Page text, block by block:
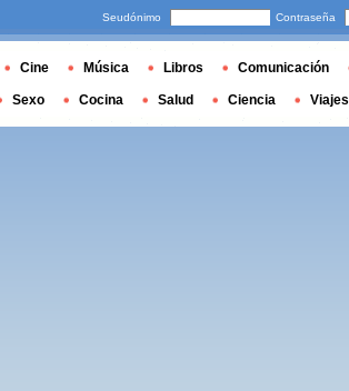
Seudónimo Contraseña
Cine Música Libros Comunicación
Sexo Cocina Salud Ciencia Viajes